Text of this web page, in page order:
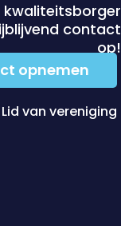
kwaliteitsborger
contact
op!
opnemen
Lid van vereniging